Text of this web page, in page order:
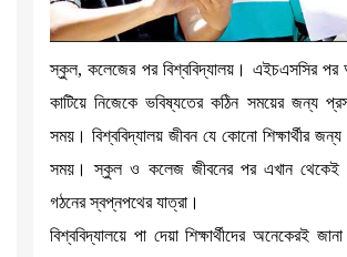
স্কুল, কলেজের পর বিশ্ববিদ্যালয়। এইচএসসির পর
কাটিয়ে নিজেকে ভবিষ্যতের কঠিন সময়ের জন্য
সময়। বিশ্ববিদ্যালয় জীবন যে কোনো শিক্ষার্থীর
সময়। স্কুল ও কলেজ জীবনের পর এখান থেকেই
গঠনের স্বপ্নপথের যাত্রা।
বিশ্ববিদ্যালয়ে পা দেয়া শিক্ষার্থীদের অনেকেরই